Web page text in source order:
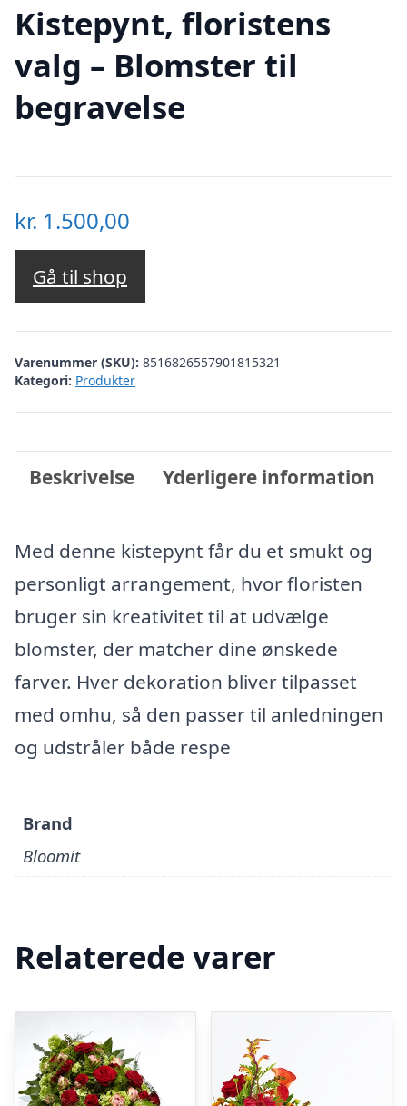
Kistepynt, floristens
valg – Blomster til
begravelse
kr. 1.500,00
Gå til shop
Varenummer (SKU): 8516826557901815321
Kategori: Produkter
Beskrivelse Yderligere information
Med denne kistepynt får du et smukt og
personligt arrangement, hvor floristen
bruger sin kreativitet til at udvælge
blomster, der matcher dine ønskede
farver. Hver dekoration bliver tilpasset
med omhu, så den passer til anledningen
og udstråler både respe
Brand
Bloomit
Relaterede varer